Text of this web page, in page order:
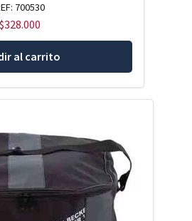
700530
$328.000
al carrito